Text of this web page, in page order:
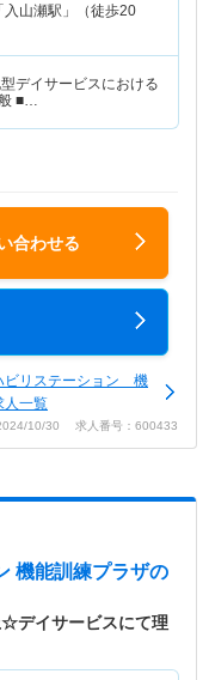
入山瀬駅」（徒歩20
デイサービスにおける
■…
合わせる
ビリステーション 機
人一覧
10/30 求人番号：600433
機能訓練プラザの
☆デイサービスにて理